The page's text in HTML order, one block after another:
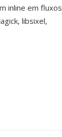
inline em fluxos
libsixel,